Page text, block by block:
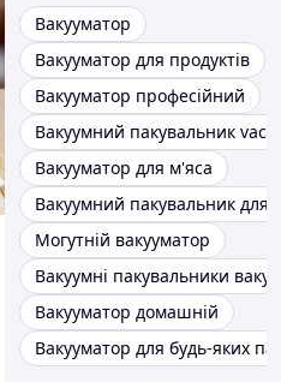
Вакууматор
Вакууматор для продуктів
Вакууматор професійний
Вакуумний пакувальник
Вакууматор для м'яса
Вакуумний пакувальник для
Могутній вакууматор
Вакуумні пакувальники
Вакууматор домашній
Вакууматор для будь-яких